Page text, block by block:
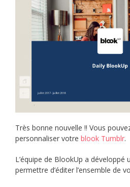
Très bonne nouvelle !! Vous
personnaliser votre blook Tumblr.
L’équipe de BlookUp a développé
permettre d’éditer l’ensemble de